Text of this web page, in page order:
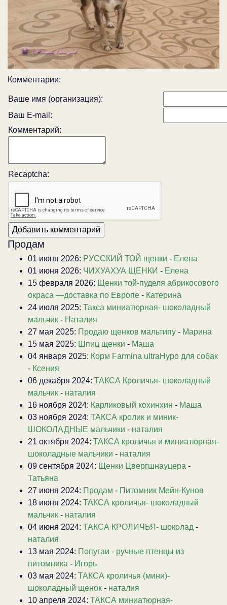
Комментарии:
Ваше имя (организация):
Ваш E-mail:
Комментарий:
Recaptcha:
Продам
01 июня 2026: РУССКИЙ ТОЙ щенки - Елена
01 июня 2026: ЧИХУАХУА ЩЕНКИ - Елена
15 февраля 2026: Щенки той-пуделя абрикосового
окраса —доставка по Европе - Катерина
24 июля 2025: Такса миниатюрная- шоколадный
мальчик - Наталия
27 мая 2025: Продаю щенков мальтипу - Марина
15 мая 2025: Шпиц щенки - Маша
04 января 2025: Корм Farmina ultraHypo для собак
- Ксения
06 декабря 2024: ТАКСА Кроличья- шоколадный
мальчик - наталия
16 ноября 2024: Карликовый кохинхин - Маша
03 ноября 2024: ТАКСА кролик и миник-
ШОКОЛАДНЫЕ мальчики - наталия
21 октября 2024: ТАКСА кроличья и миниатюрная-
шоколадные мальчики - наталия
09 сентября 2024: Щенки Цвергшнауцера -
Татьяна
27 июня 2024: Продам - Питомник Мейн-Кунов
18 июня 2024: ТАКСА кроличья- шоколадный
мальчик - наталия
04 июня 2024: ТАКСА КРОЛИЧЬЯ- шоколад -
наталия
13 мая 2024: Попугаи - ручные птенцы из
питомника - Игорь
03 мая 2024: ТАКСА кроличья (мини)-
шоколадный щенок - наталия
10 апреля 2024: ТАКСА миниатюрная-